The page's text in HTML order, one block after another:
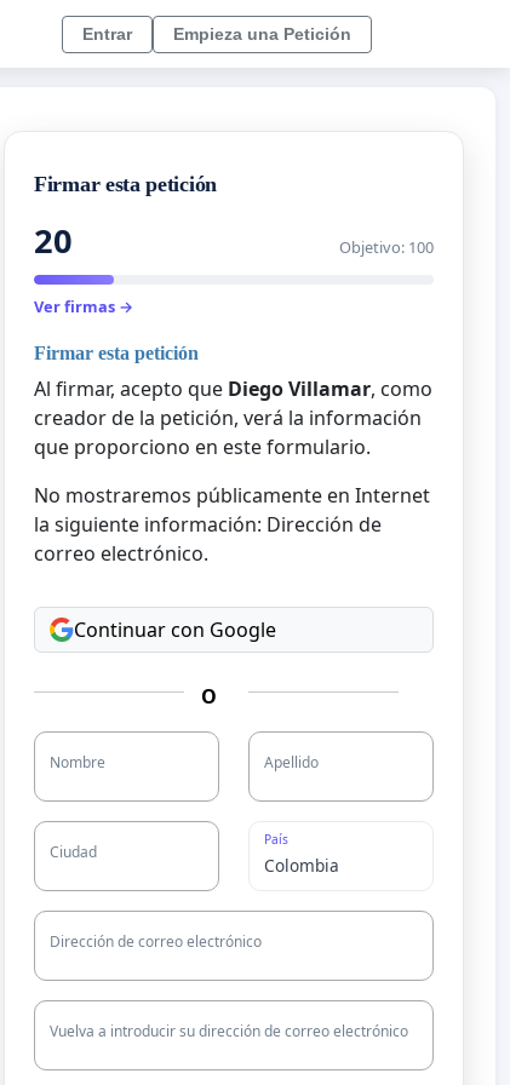
Entrar Empieza una Petición
Firmar esta petición
20 Objetivo: 100
Ver firmas →
Firmar esta petición
Al firmar, acepto que Diego Villamar, como
creador de la petición, verá la información
que proporciono en este formulario.
No mostraremos públicamente en Internet
la siguiente información: Dirección de
correo electrónico.
Continuar con Google
O
Nombre Apellido
Ciudad
País
Dirección de correo electrónico
Vuelva a introducir su dirección de correo electrónico